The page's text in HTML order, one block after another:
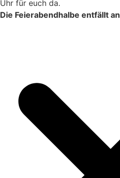
Uhr für euch da.
Die Feierabendhalbe entfällt